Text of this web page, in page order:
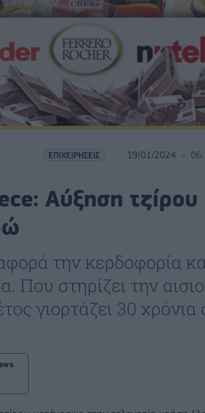
ΕΠΙΧΕΙΡΗΣΕΙΣ 19/01/2024
Αύξηση
την κερδοφορία
Που στηρίζει την
γιορτάζει 30